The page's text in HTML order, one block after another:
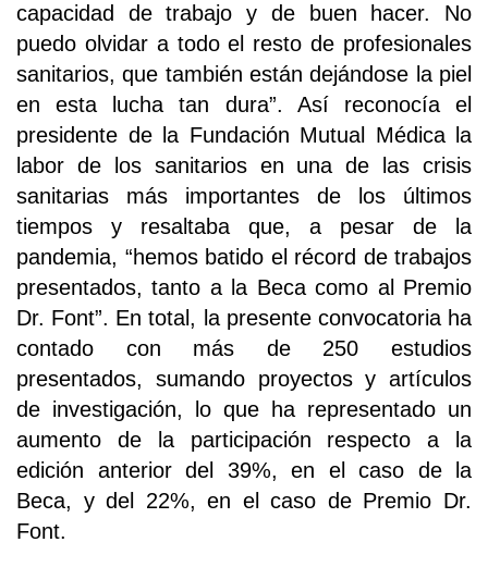
capacidad de trabajo y de buen hacer. No
puedo olvidar a todo el resto de profesionales
sanitarios, que también están dejándose la piel
en esta lucha tan dura”. Así reconocía el
presidente de la Fundación Mutual Médica la
labor de los sanitarios en una de las crisis
sanitarias más importantes de los últimos
tiempos y resaltaba que, a pesar de la
pandemia, “hemos batido el récord de trabajos
presentados, tanto a la Beca como al Premio
Dr. Font”. En total, la presente convocatoria ha
contado con más de 250 estudios
presentados, sumando proyectos y artículos
de investigación, lo que ha representado un
aumento de la participación respecto a la
edición anterior del 39%, en el caso de la
Beca, y del 22%, en el caso de Premio Dr.
Font.